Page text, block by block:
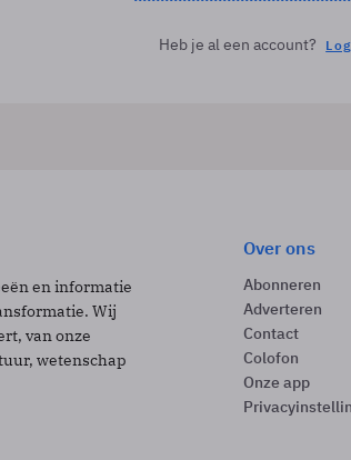
Heb je al een account?
en informatie
Wij
van onze
wetenschap
Over ons
Abonneren
Adverteren
Contact
Colofon
Onze app